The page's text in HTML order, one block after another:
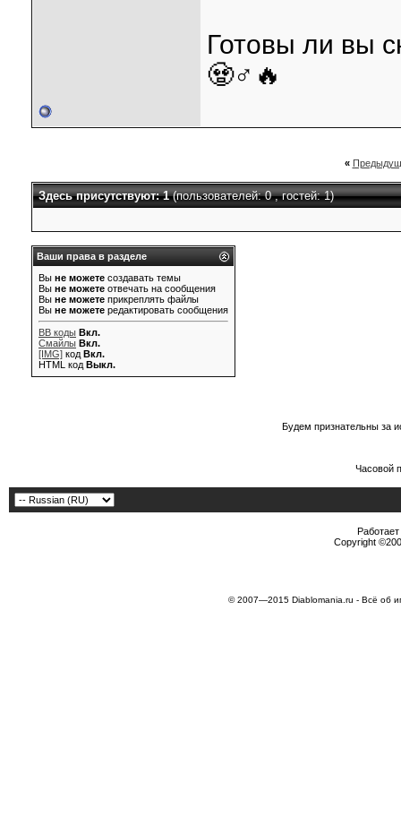
Готовы ли вы
🧟♂️🔥
«
Здесь присутствуют: 1(пользователей: 0 , гостей: 1)
Ваши права в разделе
Вы не можете создавать темы
Вы не можете отвечать на сообщения
Вы не можете прикреплять файлы
Вы не можете редактировать сообщения
BB коды Вкл.
Смайлы Вкл.
[IMG] код Вкл.
HTML код Выкл.
Будем признательны за
Часовой
Copyright
© 2007—2015 Diablomania.ru - Всё об